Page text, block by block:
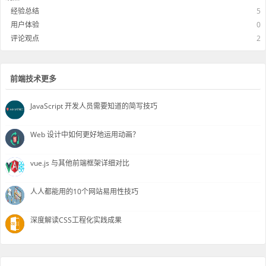
经验总结
5
用户体验
0
评论观点
2
前端技术更多
JavaScript 开发人员需要知道的简写技巧
Web 设计中如何更好地运用动画？
vue.js 与其他前端框架详细对比
人人都能用的10个网站易用性技巧
深度解读CSS工程化实践成果